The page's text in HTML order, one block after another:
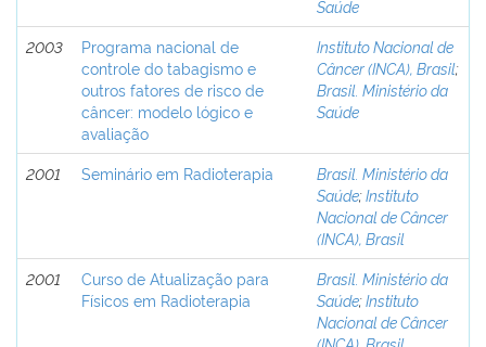
Saúde
2003
Programa nacional de
controle do tabagismo e
outros fatores de risco de
câncer: modelo lógico e
avaliação
Instituto Nacional de
Câncer (INCA), Brasil;
Brasil. Ministério da
Saúde
2001 Seminário em Radioterapia
Brasil. Ministério da
Saúde;Instituto
Nacional de Câncer
(INCA), Brasil
2001
Curso de Atualização para
Físicos em Radioterapia
Brasil. Ministério da
Saúde;Instituto
Nacional de Câncer